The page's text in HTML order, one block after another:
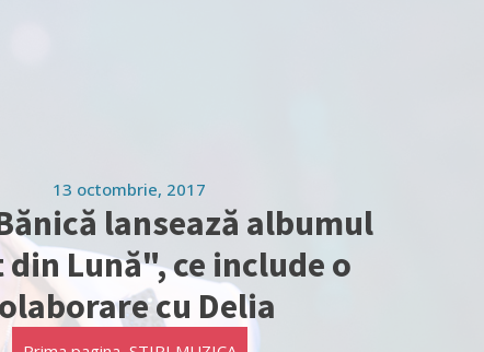
13 octombrie, 2017
lansează albumul
Lună", ce include o
cu Delia